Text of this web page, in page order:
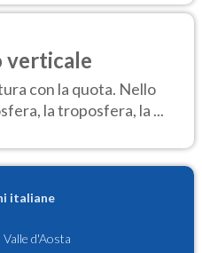
verticale
con la quota. Nello
la troposfera, la ...
italiane
Valle d'Aosta